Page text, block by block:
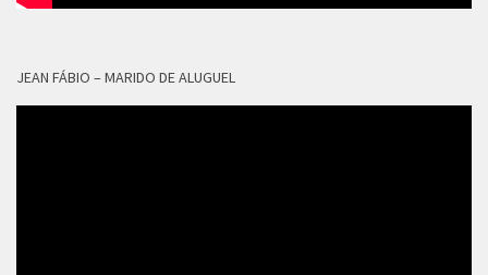
JEAN FÁBIO – MARIDO DE ALUGUEL